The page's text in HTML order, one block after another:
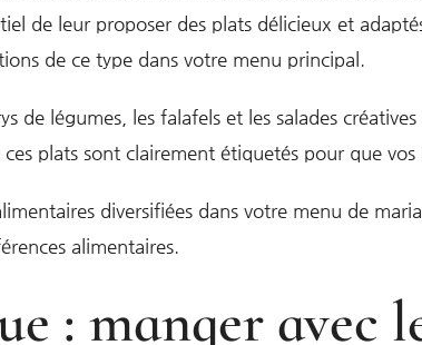
de leur proposer des plats délicieux et
de ce type dans votre menu principal.
de légumes, les falafels et les salades
plats sont clairement étiquetés pour que
diversifiées dans votre menu de
alimentaires.
: manger avec